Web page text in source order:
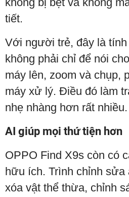
tiết.
Với người trẻ, đây là
không phải chỉ để nói
máy lên, zoom và chụp,
máy xử lý. Điều đó làm
nhẹ nhàng hơn rất nhiều.
AI giúp mọi thứ tiện hơn
OPPO Find X9s còn có
hữu ích. Trình chỉnh sửa
xóa vật thể thừa, chỉnh